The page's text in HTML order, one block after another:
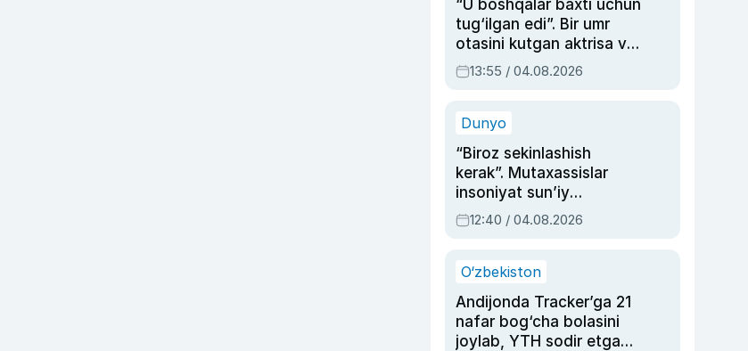
“U boshqalar baxti uchun
tug‘ilgan edi”. Bir umr
otasini kutgan aktrisa va
dublyaj ustasi Rimma
Ahmedovaning
13:55 / 04.08.2026
Dunyo
“Biroz sekinlashish
kerak”. Mutaxassislar
insoniyat sun’iy
intellektni boshqara
olmay qolishidan xavotir
12:40 / 04.08.2026
O‘zbekiston
Andijonda Tracker’ga 21
nafar bog‘cha bolasini
joylab, YTH sodir etgan